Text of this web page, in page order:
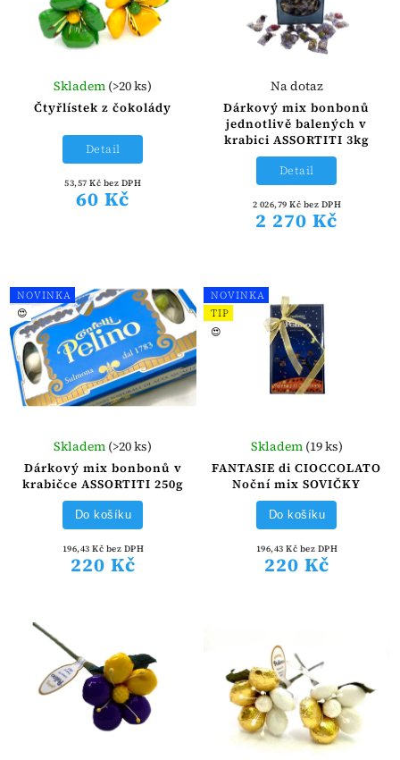
Čtyřlístek z čokolády
Skladem (>20 ks)
53,57 Kč bez DPH
60 Kč
Detail
Dárkový mix bonbonů
jednotlivě balených v
krabici ASSORTITI 3kg
Na dotaz
2 026,79 Kč bez DPH
2 270 Kč
Detail
NOVINKA
😍
Dárkový mix bonbonů v
krabičce ASSORTITI 250g
Skladem (>20 ks)
196,43 Kč bez DPH
220 Kč
Do košíku
NOVINKA
TIP
😍
FANTASIE di CIOCCOLATO
Noční mix SOVIČKY
Skladem (19 ks)
196,43 Kč bez DPH
220 Kč
Do košíku